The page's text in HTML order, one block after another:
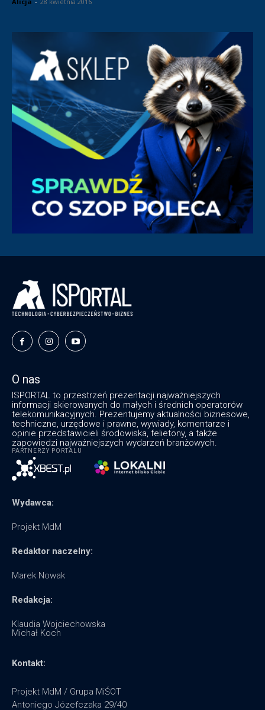
O nas
ISPORTAL to przestrzeń prezentacji najważniejszych
informacji skierowanych do małych i średnich operatorów
telekomunikacyjnych. Prezentujemy aktualności biznesowe,
techniczne, urzędowe i prawne, wywiady, komentarze i
opinie przedstawicieli środowiska, felietony, a także
zapowiedzi najważniejszych wydarzeń branżowych.
PARTNERZY PORTALU
Wydawca:
Projekt MdM
Redaktor naczelny:
Marek Nowak
Redakcja:
Klaudia Wojciechowska
Michał Koch
Kontakt:
Projekt MdM / Grupa MiŚOT
Antoniego Józefczaka 29/40